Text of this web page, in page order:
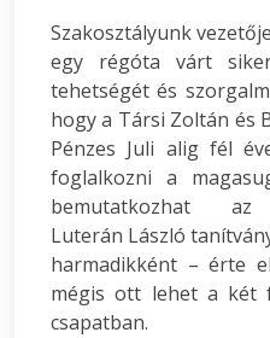
Szakosztályunk
egy régóta várt
tehetségét és
hogy a Társi Zoltán és
Pénzes Juli alig fél
foglalkozni a
bemutatkozhat az
Luterán László
harmadikként – érte
mégis ott lehet a két
csapatban.